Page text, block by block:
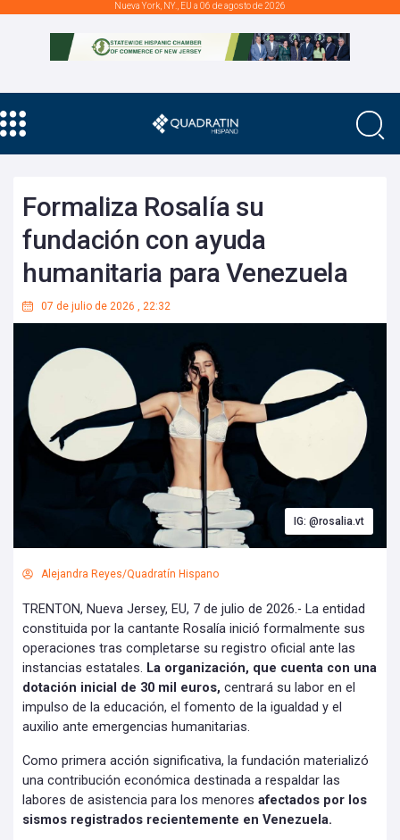
Nueva York, NY., EU a 06 de agosto de 2026
Formaliza Rosalía su
fundación con ayuda
humanitaria para Venezuela
07 de julio de 2026 , 22:32
IG: @rosalia.vt
Alejandra Reyes/Quadratín Hispano
TRENTON, Nueva Jersey, EU, 7 de julio de 2026.- La entidad
constituida por la cantante Rosalía inició formalmente sus
operaciones tras completarse su registro oficial ante las
instancias estatales. La organización, que cuenta con una
dotación inicial de 30 mil euros, centrará su labor en el
impulso de la educación, el fomento de la igualdad y el
auxilio ante emergencias humanitarias.
Como primera acción significativa, la fundación materializó
una contribución económica destinada a respaldar las
labores de asistencia para los menores afectados por los
sismos registrados recientemente en Venezuela.